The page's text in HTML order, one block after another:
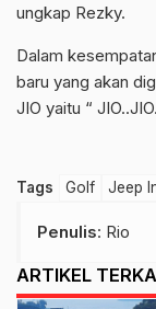
ungkap Rezky.
Dalam
baru yang akan
JIO yaitu “
Tags Golf Jeep
Penulis: Rio
ARTIKEL